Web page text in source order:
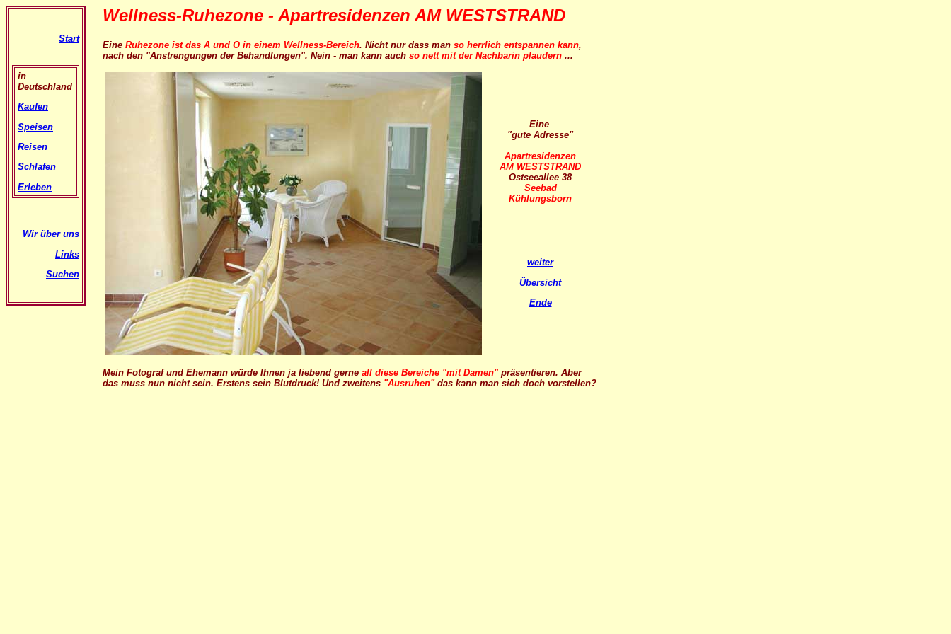
Start
in
Deutschland
Kaufen
Speisen
Reisen
Schlafen
Erleben
Wir über uns
Links
Suchen
Wellness-Ruhezone - Apartresidenzen AM WESTSTRAND
Eine Ruhezone ist das A und O in einem Wellness-Bereich. Nicht nur dass man so herrlich entspannen kann,
nach den "Anstrengungen der Behandlungen". Nein - man kann auch so nett mit der Nachbarin plaudern ...
Eine
"gute Adresse"
Apartresidenzen
AM WESTSTRAND
Ostseeallee 38
Seebad
Kühlungsborn
weiter
Übersicht
Ende
Mein Fotograf und Ehemann würde Ihnen ja liebend gerne all diese Bereiche "mit Damen" präsentieren. Aber
das muss nun nicht sein. Erstens sein Blutdruck! Und zweitens "Ausruhen"das kann man sich doch vorstellen?